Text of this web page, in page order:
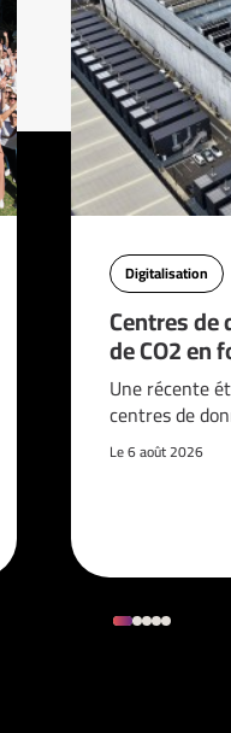
Digitalisation
Centres de
de CO2 en
Une récente
centres de
Le 6 août 2026